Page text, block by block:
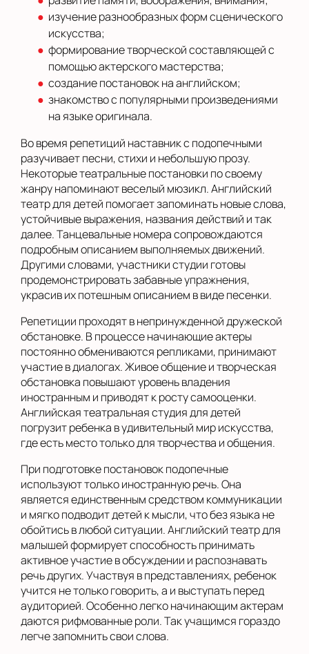
изучение разнообразных форм сценического
искусства;
формирование творческой составляющей с
помощью актерского мастерства;
создание постановок на английском;
знакомство с популярными произведениями
на языке оригинала.
Во время репетиций наставник с подопечными
разучивает песни, стихи и небольшую прозу.
Некоторые театральные постановки по своему
жанру напоминают веселый мюзикл. Английский
театр для детей помогает запоминать новые слова,
устойчивые выражения, названия действий и так
далее. Танцевальные номера сопровождаются
подробным описанием выполняемых движений.
Другими словами, участники студии готовы
продемонстрировать забавные упражнения,
украсив их потешным описанием в виде песенки.
Репетиции проходят в непринужденной дружеской
обстановке. В процессе начинающие актеры
постоянно обмениваются репликами, принимают
участие в диалогах. Живое общение и творческая
обстановка повышают уровень владения
иностранным и приводят к росту самооценки.
Английская театральная студия для детей
погрузит ребенка в удивительный мир искусства,
где есть место только для творчества и общения.
При подготовке постановок подопечные
используют только иностранную речь. Она
является единственным средством коммуникации
и мягко подводит детей к мысли, что без языка не
обойтись в любой ситуации. Английский театр для
малышей формирует способность принимать
активное участие в обсуждении и распознавать
речь других. Участвуя в представлениях, ребенок
учится не только говорить, а и выступать перед
аудиторией. Особенно легко начинающим актерам
даются рифмованные роли. Так учащимся гораздо
легче запомнить свои слова.